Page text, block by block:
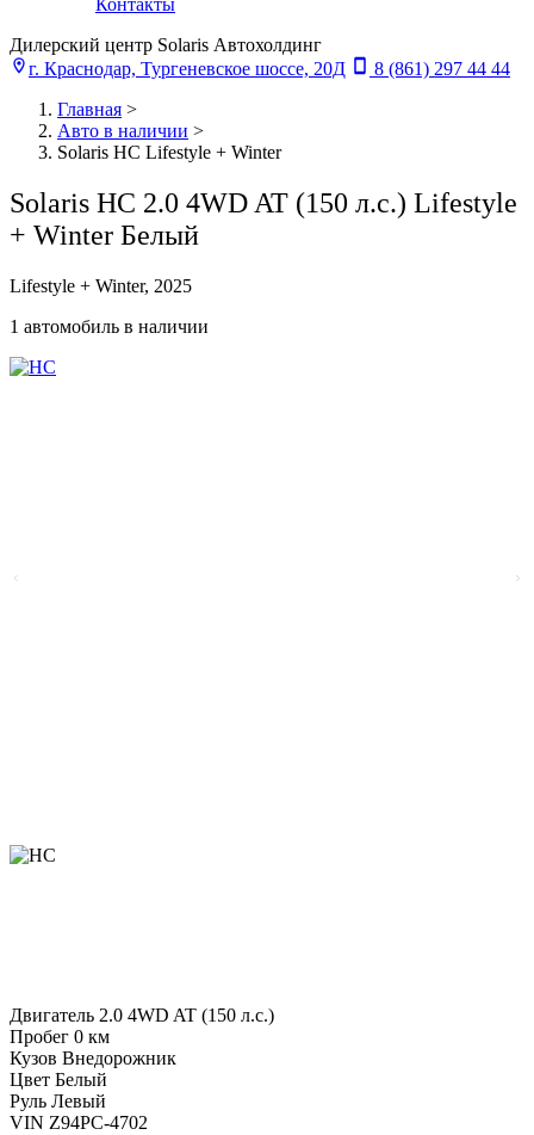
Контакты
Дилерский центр Solaris Автохолдинг
г. Краснодар, Тургеневское шоссе, 20Д
8 (861) 297 44 44
Главная >
Авто в наличии >
Solaris HC Lifestyle + Winter
Solaris HC 2.0 4WD AT (150 л.с.) Lifestyle
+ Winter Белый
Lifestyle + Winter, 2025
1 автомобиль в наличии
Двигатель 2.0 4WD AT (150 л.с.)
Пробег 0 км
Кузов Внедорожник
Цвет Белый
Руль Левый
VIN Z94PC-4702